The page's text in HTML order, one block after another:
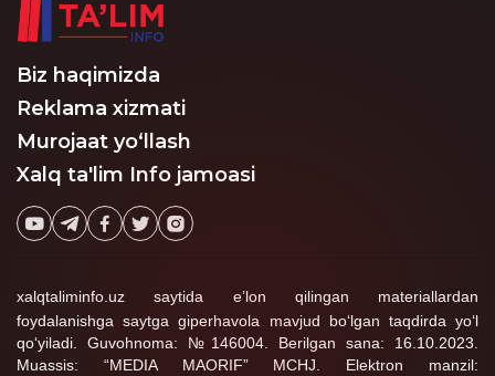
Biz haqimizda
Reklama xizmati
Murojaat yo‘llash
Xalq ta'lim Info jamoasi
xalqtaliminfo.uz saytida e’lon qilingan materiallardan
foydalanishga saytga giperhavola mavjud bo‘lgan taqdirda yo‘l
qo‘yiladi. Guvohnoma: №146004. Berilgan sana: 16.10.2023.
Muassis: “MEDIA MAORIF” MCHJ. Elektron manzil: